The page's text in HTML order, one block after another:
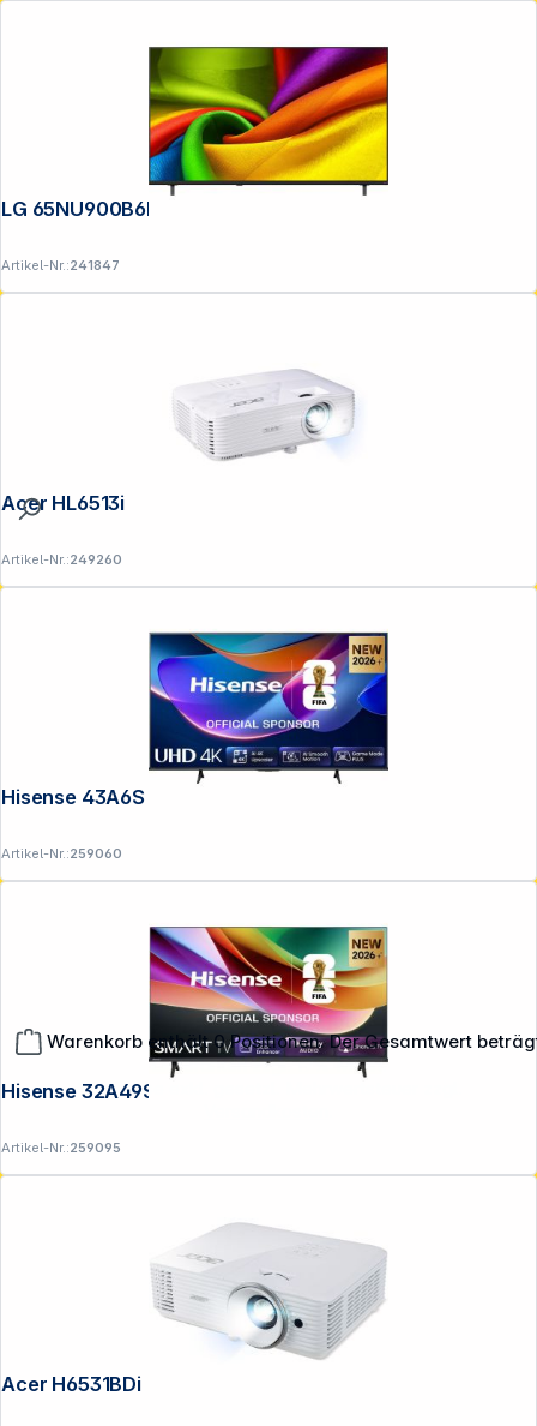
Warenkorb enthält 0 Positionen. Der Gesamtwert
LG 65NU900B6LA.AEU
Artikel-Nr.:241847
Acer HL6513i
Artikel-Nr.:249260
Hisense 43A6S
Artikel-Nr.:259060
Hisense 32A49S
Artikel-Nr.:259095
Acer H6531BDi
**EVP = Empfohlener Verkaufspreis des Herstellers /
Lieferanten zzgl. 19% Mwst.
Alle Preise exkl. gesetzl. Mehrwertsteuer zzgl.